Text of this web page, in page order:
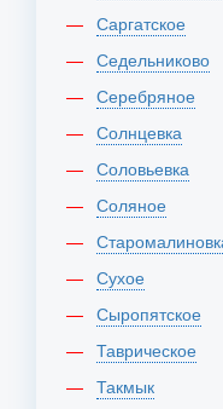
Саргатское
Седельниково
Серебряное
Солнцевка
Соловьевка
Соляное
Сухое
Сыропятское
Таврическое
Такмык